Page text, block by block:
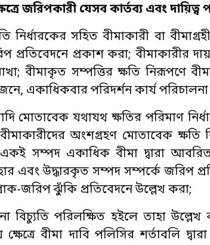
জরিপকারী যেসব কার্তব্য এবং
সহিত বীমাকারী বা
প্রতিবেদনে প্রকাশ করা; বীমাকারীর
বীমাকৃত সম্পত্তির ক্ষতি নিরূপণে
একাধিকবার পরিদর্শন কার্য
মোতাবেক যথাযথ ক্ষতির পরিমাণ
অংশগ্রহণ মোতাবেক
একই সম্পদ একাধিক বীমা দ্বারা
এবং উদ্ধারকৃত সম্পদ সম্পর্কে জরিপ
জরিপ ঝুঁকি প্রতিবেদনে উল্লেখ করা;
বিচ্যুতি পরিলক্ষিত হইলে তাহা
ক্ষেত্রে বীমা দাবি পলিসির শর্তাবলি